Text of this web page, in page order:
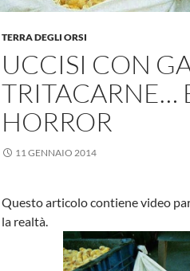
TERRA DEGLI ORSI
UCCISI CON
TRITACARNE…
HORROR
11 GENNAIO 2014
Questo articolo contiene video
la realtà.